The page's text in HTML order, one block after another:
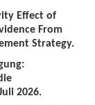
Effect of
From
Strategy.
2026.